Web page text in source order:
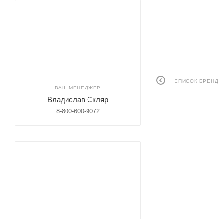
СПИСОК
ВАШ МЕНЕДЖЕР
Владислав Скляр
8-800-600-9072